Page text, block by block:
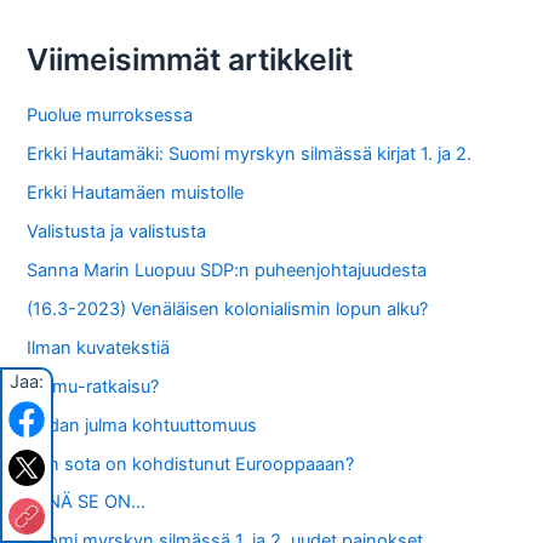
h
:
Viimeisimmät artikkelit
Puolue murroksessa
Erkki Hautamäki: Suomi myrskyn silmässä kirjat 1. ja 2.
Erkki Hautamäen muistolle
Valistusta ja valistusta
Sanna Marin Luopuu SDP:n puheenjohtajuudesta
(16.3-2023) Venäläisen kolonialismin lopun alku?
Ilman kuvatekstiä
Mamu-ratkaisu?
Sodan julma kohtuuttomuus
Kun sota on kohdistunut Eurooppaaan?
SIINÄ SE ON…
Jaa: